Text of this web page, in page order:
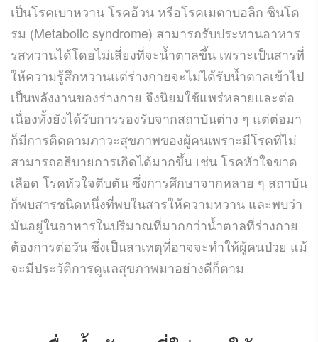
เป็นโรคเบาหวาน โรคอ้วน หรือโรคเมตาบอลิก ซินโด
รม (Metabolic syndrome) สามารถรับประทานอาหาร
รสหวานได้โดยไม่เสี่ยงที่จะน้ำตาลขึ้น เพราะเป็นสารที่
ให้ความรู้สึกหวานแต่ร่างกายจะไม่ได้รับน้ำตาลเข้าไป
เป็นพลังงานของร่างกาย จึงนิยมใช้แพร่หลายและต่อ
เนื่องทั้งยังได้รับการรองรับจากสถาบันต่าง ๆ แต่ต่อมา
ก็มีการติดตามภาวะสุขภาพของผู้คนเพราะมีโรคที่ไม่
สามารถอธิบายการเกิดได้มากขึ้น เช่น โรคหัวใจขาด
เลือด โรคหัวใจตีบตัน ซึ่งการศึกษาจากหลาย ๆ สถาบัน
ก็พบสารชนิดหนึ่งที่พบในสารให้ความหวาน และพบว่า
มันอยู่ในอาหารในปริมาณที่มากกว่าน้ำตาลที่ร่างกาย
ต้องการต่อวัน ซึ่งเป็นสาเหตุที่อาจจะทำให้ผู้คนป่วย แม้
จะมีประวัติการดูแลสุขภาพมาอย่างดีก็ตาม